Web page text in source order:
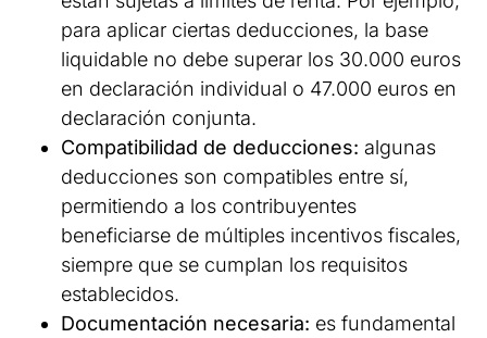
para aplicar ciertas deducciones, la base
liquidable no debe superar los 30.000 euros
en declaración individual o 47.000 euros en
declaración conjunta.
Compatibilidad de deducciones: algunas
deducciones son compatibles entre sí,
permitiendo a los contribuyentes
beneficiarse de múltiples incentivos fiscales,
siempre que se cumplan los requisitos
establecidos.
Documentación necesaria: es fundamental